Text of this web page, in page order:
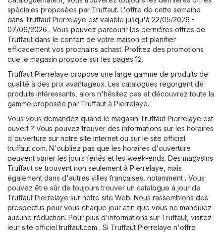
spéciales proposées par Truffaut. L'offre de cette semaine
dans Truffaut Pierrelaye est valable jusqu'à 22/05/2026 -
07/06/2026 . Vous pouvez parcourir les dernières offres de
Truffaut dans le confort de votre maison et planifier
efficacement vos prochains achast. Profitez des promotions
que le magasin propose sur les pages 12.
Truffaut Pierrelaye propose une large gamme de produits de
qualité à des prix avantageux. Les catalogues regorgent de
produits intéressants, alors n'hésitez pas et découvrez toute la
gamme proposée par Truffaut à Pierrelaye.
Vous vous demandez quand le magasin Truffaut Pierrelaye est
ouvert ? Vous pouvez trouver des informations sur les horaires
d'ouverture sur notre site Internet ou sur le site officiel
truffaut.com. N'oubliez pas que les horaires d'ouverture
peuvent varier les jours fériés et les week-ends. Des magasins
Truffaut se trouvent non seulement à Pierrelaye, mais
également dans d'autres villes françaises, notamment . Vous
pouvez être sûr de toujours trouver un catalogue à jour de
Truffaut Pierrelaye sur notre site Web. Nous rassemblons des
prospectus pour vous chaque jour afin que vous ne manquiez
aucune réduction. Pour plus d'informations sur Truffaut, visitez
leur site officieltruffaut.com . Si Truffaut Pierrelaye n'offre